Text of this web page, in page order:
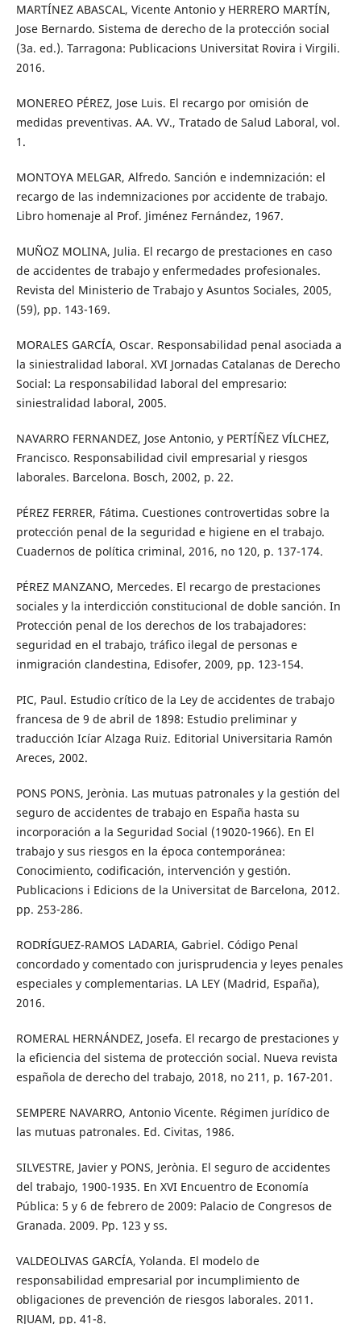
MARTÍNEZ ABASCAL, Vicente Antonio y HERRERO MARTÍN,
Jose Bernardo. Sistema de derecho de la protección social
(3a. ed.). Tarragona: Publicacions Universitat Rovira i Virgili.
2016.
MONEREO PÉREZ, Jose Luis. El recargo por omisión de
medidas preventivas. AA. VV., Tratado de Salud Laboral, vol.
1.
MONTOYA MELGAR, Alfredo. Sanción e indemnización: el
recargo de las indemnizaciones por accidente de trabajo.
Libro homenaje al Prof. Jiménez Fernández, 1967.
MUÑOZ MOLINA, Julia. El recargo de prestaciones en caso
de accidentes de trabajo y enfermedades profesionales.
Revista del Ministerio de Trabajo y Asuntos Sociales, 2005,
(59), pp. 143-169.
MORALES GARCÍA, Oscar. Responsabilidad penal asociada a
la siniestralidad laboral. XVI Jornadas Catalanas de Derecho
Social: La responsabilidad laboral del empresario:
siniestralidad laboral, 2005.
NAVARRO FERNANDEZ, Jose Antonio, y PERTÍÑEZ VÍLCHEZ,
Francisco. Responsabilidad civil empresarial y riesgos
laborales. Barcelona. Bosch, 2002, p. 22.
PÉREZ FERRER, Fátima. Cuestiones controvertidas sobre la
protección penal de la seguridad e higiene en el trabajo.
Cuadernos de política criminal, 2016, no 120, p. 137-174.
PÉREZ MANZANO, Mercedes. El recargo de prestaciones
sociales y la interdicción constitucional de doble sanción. In
Protección penal de los derechos de los trabajadores:
seguridad en el trabajo, tráfico ilegal de personas e
inmigración clandestina, Edisofer, 2009, pp. 123-154.
PIC, Paul. Estudio crítico de la Ley de accidentes de trabajo
francesa de 9 de abril de 1898: Estudio preliminar y
traducción Icíar Alzaga Ruiz. Editorial Universitaria Ramón
Areces, 2002.
PONS PONS, Jerònia. Las mutuas patronales y la gestión del
seguro de accidentes de trabajo en España hasta su
incorporación a la Seguridad Social (19020-1966). En El
trabajo y sus riesgos en la época contemporánea:
Conocimiento, codificación, intervención y gestión.
Publicacions i Edicions de la Universitat de Barcelona, 2012.
pp. 253-286.
RODRÍGUEZ-RAMOS LADARIA, Gabriel. Código Penal
concordado y comentado con jurisprudencia y leyes penales
especiales y complementarias. LA LEY (Madrid, España),
2016.
ROMERAL HERNÁNDEZ, Josefa. El recargo de prestaciones y
la eficiencia del sistema de protección social. Nueva revista
española de derecho del trabajo, 2018, no 211, p. 167-201.
SEMPERE NAVARRO, Antonio Vicente. Régimen jurídico de
las mutuas patronales. Ed. Civitas, 1986.
SILVESTRE, Javier y PONS, Jerònia. El seguro de accidentes
del trabajo, 1900-1935. En XVI Encuentro de Economía
Pública: 5 y 6 de febrero de 2009: Palacio de Congresos de
Granada. 2009. Pp. 123 y ss.
VALDEOLIVAS GARCÍA, Yolanda. El modelo de
responsabilidad empresarial por incumplimiento de
obligaciones de prevención de riesgos laborales. 2011.
RJUAM, pp. 41-8.